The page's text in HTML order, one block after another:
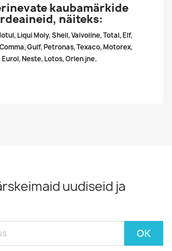
kaubamärkide
näiteks:
Liqui Moly, Shell, Valvoline, Total, Elf,
Gulf, Petronas, Texaco, Motorex,
Eurol, Neste, Lotos, Orlen jne.
uudiseid ja